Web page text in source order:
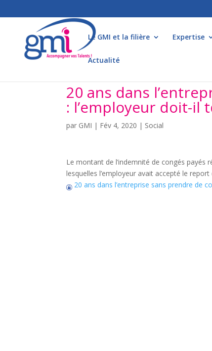
Le GMI et la filière Expertise
Actualité
20 ans dans
: l’employeur doit-il
par GMI | Fév 4, 2020 | Social
Le montant de l’indemnité de congés
lesquelles l’employeur avait accepté le
20 ans dans l’entreprise sans prendre de